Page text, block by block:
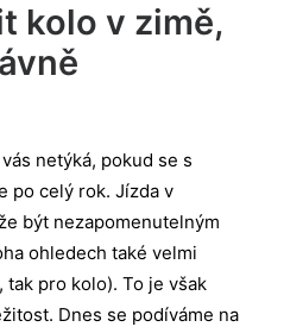
kolo v zimě,
netýká, pokud se s
po celý rok. Jízda v
být nezapomenutelným
ohledech také velmi
pro kolo). To je však
Dnes se podíváme na